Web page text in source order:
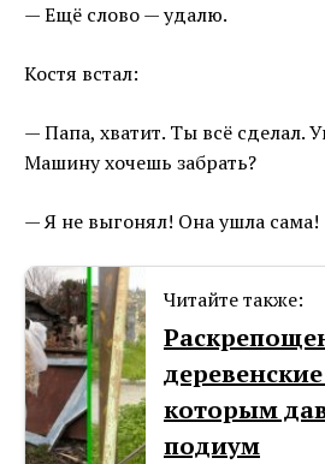
— Ещё слово — удалю.
Костя встал:
— Папа, хватит. Ты всё сделал.
Машину хочешь забрать?
— Я не выгонял! Она ушла сама!
Читайте также:
которым
подиум